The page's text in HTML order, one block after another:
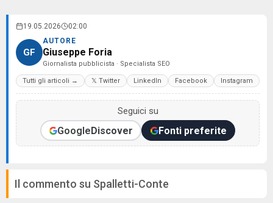
19.05.2026 02:00
GF
AUTORE
Giuseppe Foria
Giornalista pubblicista · Specialista SEO
Tutti gli articoli → 𝕏 Twitter LinkedIn Facebook Instagram
Seguici su
GoogleDiscover Fonti preferite
Il commento su Spalletti-Conte